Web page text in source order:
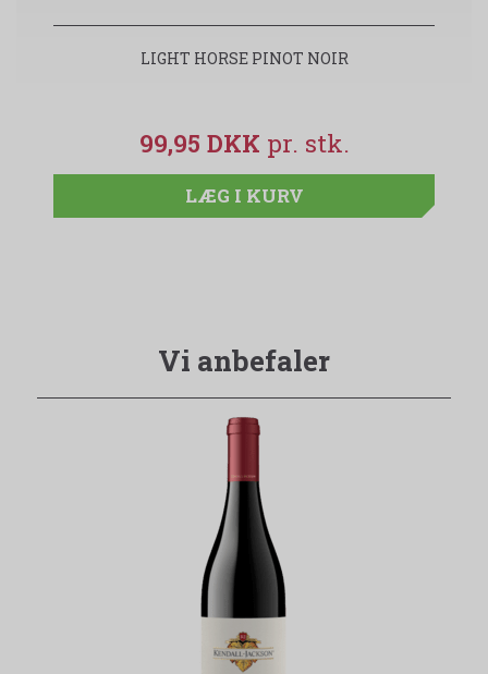
LIGHT HORSE PINOT NOIR
99,95 DKK
LÆG I KURV
Vi anbefaler